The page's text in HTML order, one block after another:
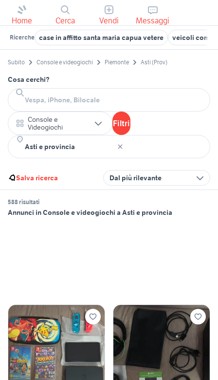
Home Cerca Vendi Messaggi
Ricerche case in affitto santa maria capua vetere veicoli
Subito Console e videogiochi Piemonte Asti (Prov)
Cosa cerchi?
Console e
Videogiochi
Filtri
Salva ricerca Dal più rilevante
588 risultati
Annunci in Console e videogiochi a Asti e provincia